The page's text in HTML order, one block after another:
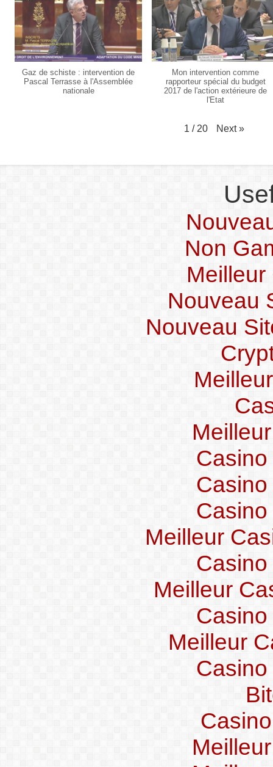
Gaz de schiste : intervention de
Pascal Terrasse à l'Assemblée
nationale
Mon intervention comme
rapporteur spécial du budget
2017 de l'action extérieure de
l'Etat
1 / 20 Next »
Non
Nouveau
Nouveau
Meilleur
Meilleur
Meilleur